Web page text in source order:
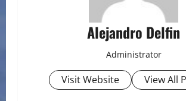
Alejandro Delfin
Administrator
Visit Website View All